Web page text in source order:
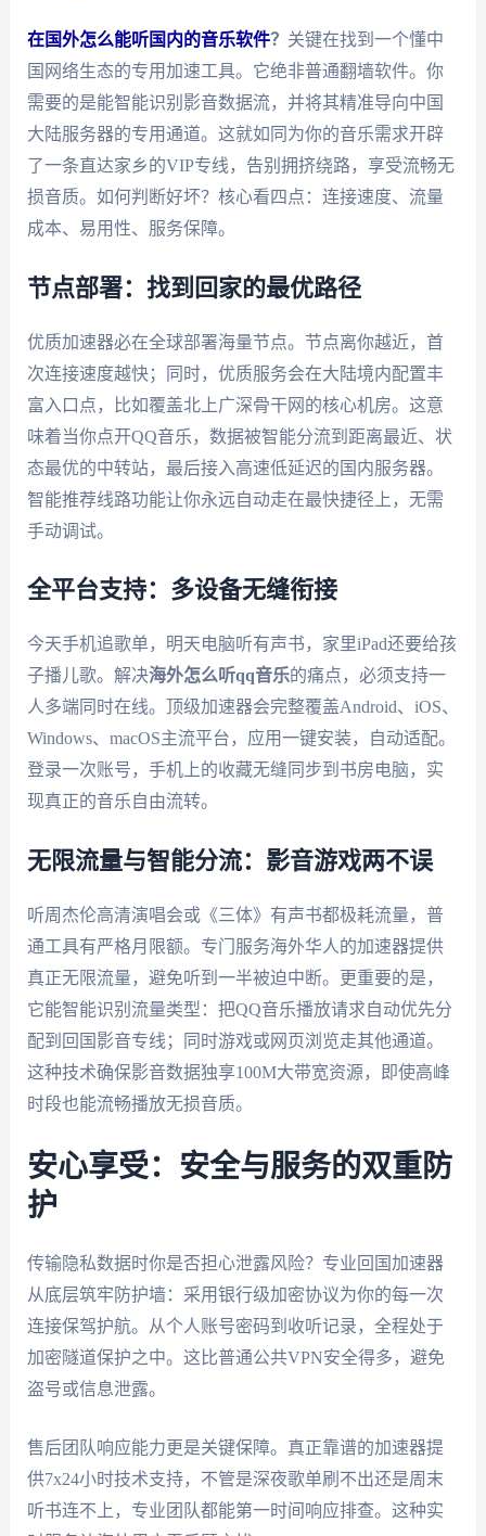
在国外怎么能听国内的音乐软件？ 关键在找到一个懂中
国网络生态的专用加速工具。它绝非普通翻墙软件。你
需要的是能智能识别影音数据流，并将其精准导向中国
大陆服务器的专用通道。这就如同为你的音乐需求开辟
了一条直达家乡的VIP专线，告别拥挤绕路，享受流畅无
损音质。如何判断好坏？核心看四点：连接速度、流量
成本、易用性、服务保障。
节点部署：找到回家的最优路径
优质加速器必在全球部署海量节点。节点离你越近，首
次连接速度越快；同时，优质服务会在大陆境内配置丰
富入口点，比如覆盖北上广深骨干网的核心机房。这意
味着当你点开QQ音乐，数据被智能分流到距离最近、状
态最优的中转站，最后接入高速低延迟的国内服务器。
智能推荐线路功能让你永远自动走在最快捷径上，无需
手动调试。
全平台支持：多设备无缝衔接
今天手机追歌单，明天电脑听有声书，家里iPad还要给孩
子播儿歌。解决海外怎么听qq音乐的痛点，必须支持一
人多端同时在线。顶级加速器会完整覆盖Android、iOS、
Windows、macOS主流平台，应用一键安装，自动适配。
登录一次账号，手机上的收藏无缝同步到书房电脑，实
现真正的音乐自由流转。
无限流量与智能分流：影音游戏两不误
听周杰伦高清演唱会或《三体》有声书都极耗流量，普
通工具有严格月限额。专门服务海外华人的加速器提供
真正无限流量，避免听到一半被迫中断。更重要的是，
它能智能识别流量类型：把QQ音乐播放请求自动优先分
配到回国影音专线；同时游戏或网页浏览走其他通道。
这种技术确保影音数据独享100M大带宽资源，即使高峰
时段也能流畅播放无损音质。
安心享受：安全与服务的双重防
护
传输隐私数据时你是否担心泄露风险？专业回国加速器
从底层筑牢防护墙：采用银行级加密协议为你的每一次
连接保驾护航。从个人账号密码到收听记录，全程处于
加密隧道保护之中。这比普通公共VPN安全得多，避免
盗号或信息泄露。
售后团队响应能力更是关键保障。真正靠谱的加速器提
供7x24小时技术支持，不管是深夜歌单刷不出还是周末
听书连不上，专业团队都能第一时间响应排查。这种实